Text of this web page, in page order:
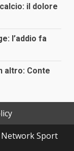
il dolore
l’addio fa
altro: Conte
Sport